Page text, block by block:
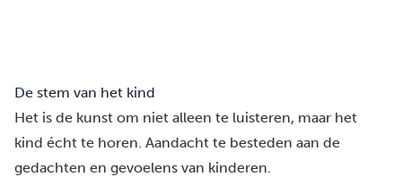
De stem van het kind
Het is de kunst om niet alleen te luisteren, maar het
kind écht te horen. Aandacht te besteden aan de
gedachten en gevoelens van kinderen.